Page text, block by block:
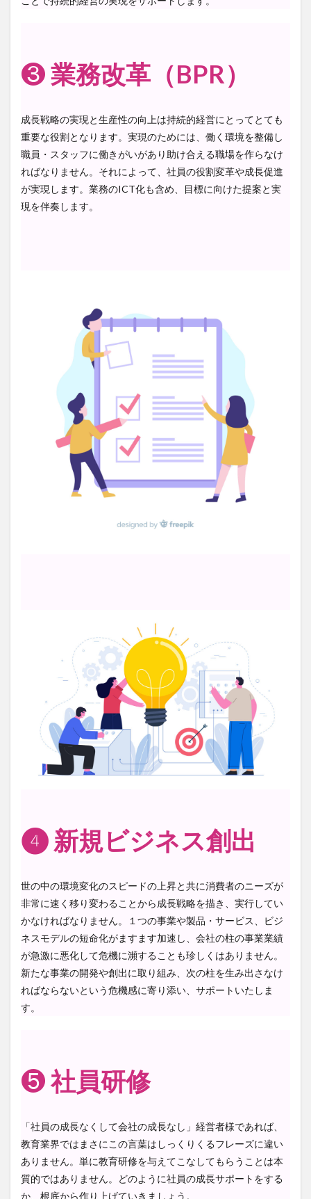
❸業務改革（BPR）
成長戦略の実現と生産性の向上は持続的経営にとってとても
重要な役割となります。実現のためには、働く環境を整備し
職員・スタッフに働きがいがあり助け合える職場を作らなけ
ればなりません。それによって、社員の役割変革や成長促進
が実現します。業務のICT化も含め、目標に向けた提案と実
現を伴奏します。
❹ 新規ビジネス創出
世の中の環境変化のスピードの上昇と共に消費者のニーズが
非常に速く移り変わることから成長戦略を描き、実行してい
かなければなりません。１つの事業や製品・サービス、ビジ
ネスモデルの短命化がますます加速し、会社の柱の事業業績
が急激に悪化して危機に瀕することも珍しくはありません。
新たな事業の開発や創出に取り組み、次の柱を生み出さなけ
ればならないという危機感に寄り添い、サポートいたしま
す。
❺社員研修
「社員の成長なくして会社の成長なし」経営者様であれば、
教育業界ではまさにこの言葉はしっくりくるフレーズに違い
ありません。単に教育研修を与えてこなしてもらうことは本
質的ではありません。どのように社員の成長サポートをする
か、根底から作り上げていきましょう。